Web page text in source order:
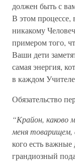
должен быть с
В этом процессе,
никакому
примером того,
Ваши дети
самая энергия,
в каждом
Обязательство
“Крайон, каково
меня
кого есть
грандиозный